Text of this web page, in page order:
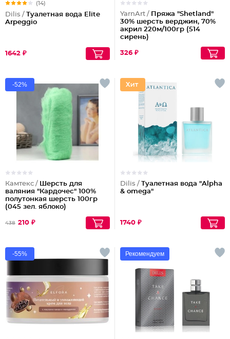
(14)
Dilis / Туалетная вода Elite
Arpeggio
1642 ₽
YarnArt / Пряжа "Shetland"
30% шерсть верджин, 70%
акрил 220м/100гр (514
сирень)
326 ₽
-52%
Камтекс / Шерсть для
валяния "Кардочес" 100%
полутонкая шерсть 100гр
(045 зел. яблоко)
438 210 ₽
Dilis / Туалетная вода "Alpha
& omega"
1740 ₽
-55% Рекомендуем